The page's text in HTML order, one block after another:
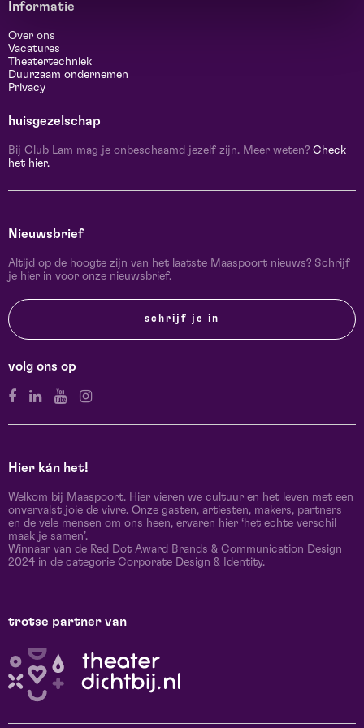
Informatie
Over ons
Vacatures
Theatertechniek
Duurzaam ondernemen
Privacy
huisgezelschap
Bij Club Lam mag je onbeschaamd jezelf zijn. Meer weten? Check
het hier.
Nieuwsbrief
Altijd op de hoogte zijn van het laatste Maaspoort nieuws? Schrijf
je hier in voor onze nieuwsbrief.
schrijf je in
volg ons op
Hier kán het!
Welkom bij Maaspoort. Hier vieren we cultuur en het leven met een
onvervalst joie de vivre. Onze gasten, artiesten, makers, partners
en de vele mensen om ons heen, ervaren hier ‘het echte verschil
maak je samen’.
Winnaar van de Red Dot Award Brands & Communication Design
2024 in de categorie Corporate Design & Identity.
trotse partner van